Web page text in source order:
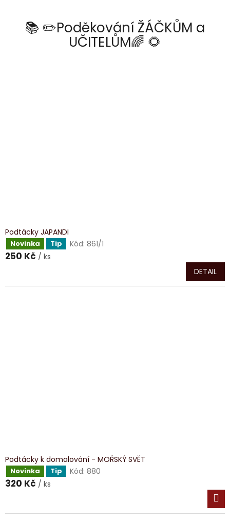
📚 ✏️Poděkování ŽÁČKŮM a
UČITELŮM🌈 🌻
Podtácky JAPANDI
Novinka Tip Kód: 861/1
250 Kč / ks
DETAIL
Podtácky k domalování - MOŘSKÝ SVĚT
Novinka Tip Kód: 880
320 Kč / ks